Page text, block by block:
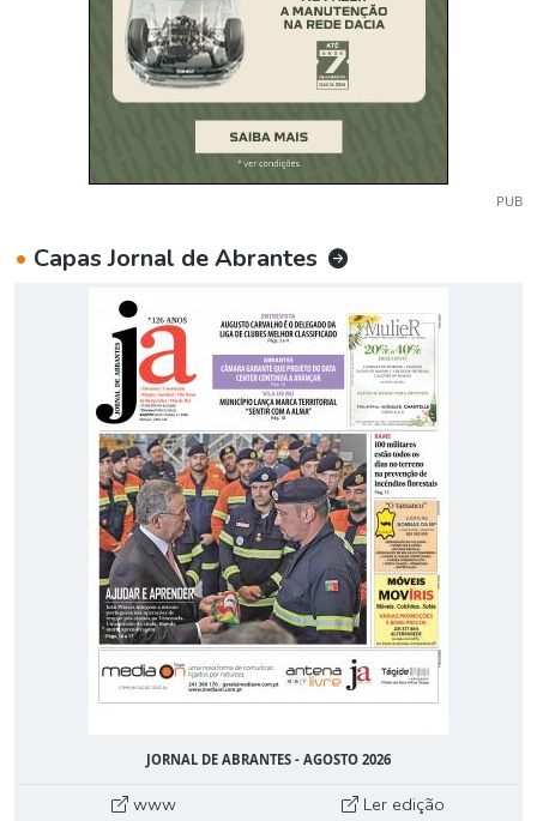
PUB
• Capas Jornal de Abrantes
JORNAL DE ABRANTES - AGOSTO 2026
www Ler edição